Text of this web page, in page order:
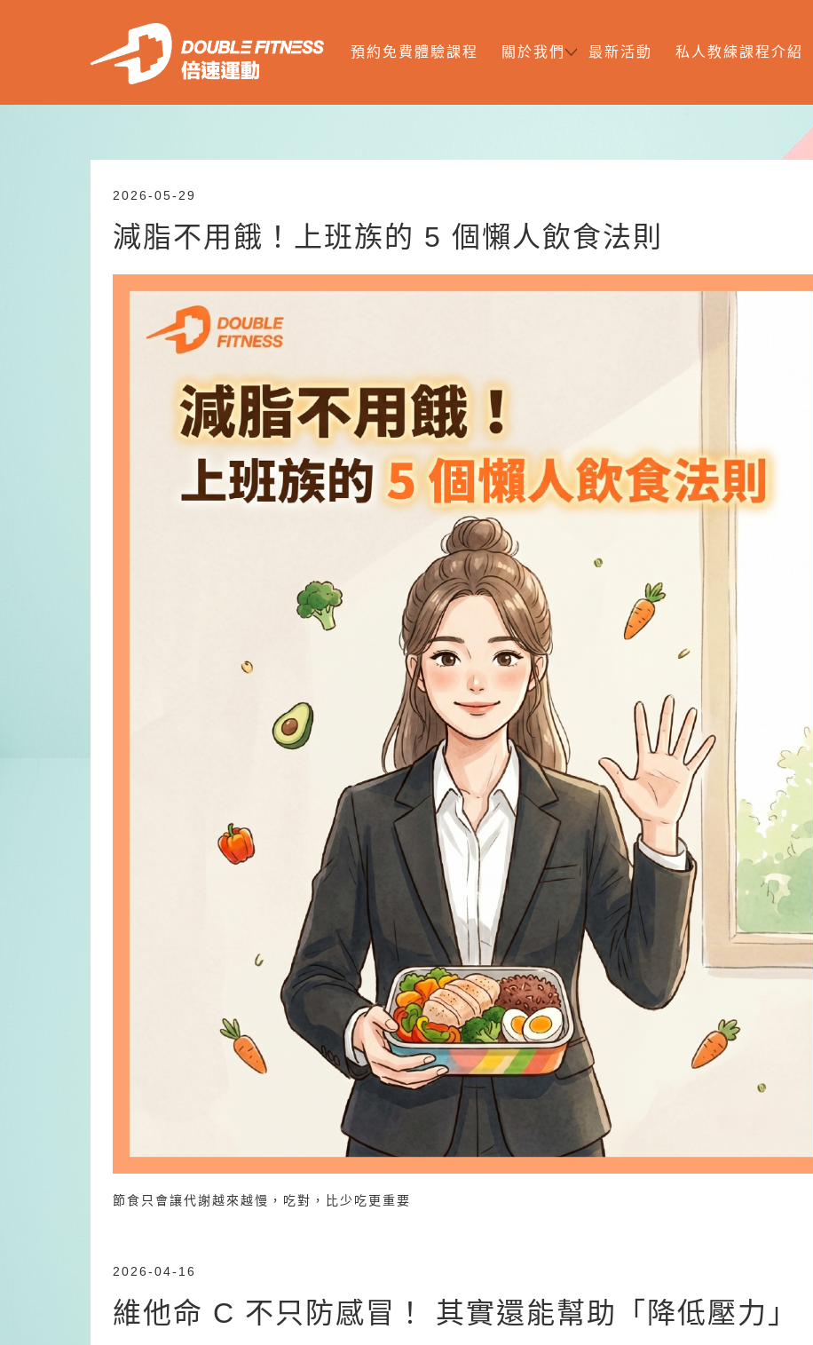
預約免費體驗課程 關於我們 最新活動 私人教練課程介紹
2026-05-29
減脂不用餓！上班族的 5 個懶人飲食法則
節食只會讓代謝越來越慢，吃對，比少吃更重要
2026-04-16
維他命 C 不只防感冒！ 其實還能幫助「降低壓力」